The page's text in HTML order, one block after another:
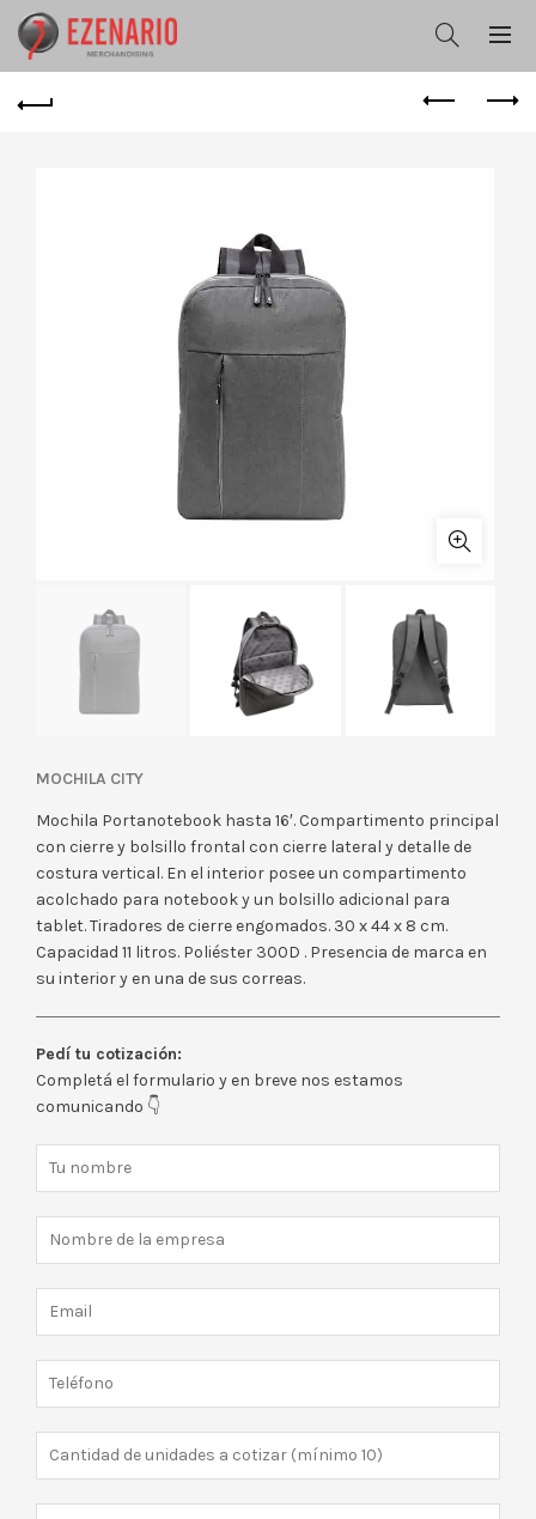
MOCHILA CITY
Mochila Portanotebook hasta 16′. Compartimento principal
con cierre y bolsillo frontal con cierre lateral y detalle de
costura vertical. En el interior posee un compartimento
acolchado para notebook y un bolsillo adicional para
tablet. Tiradores de cierre engomados. 30 x 44 x 8 cm.
Capacidad 11 litros. Poliéster 300D . Presencia de marca en
su interior y en una de sus correas.
Pedí tu cotización:
Completá el formulario y en breve nos estamos
comunicando 👇